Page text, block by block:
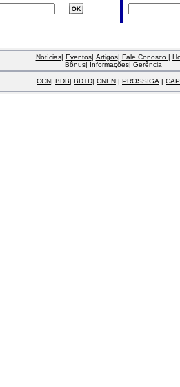
Notícias| Eventos| Artigos| Fale Conosco |
Bônus| Informações| Gerência
CCN| BDB| BDTD| CNEN | PROSSIGA |